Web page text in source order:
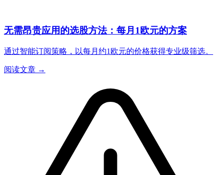
无需昂贵应用的选股方法：每月1欧元的方案
通过智能订阅策略，以每月约1欧元的价格获得专业级筛选。
阅读文章 →